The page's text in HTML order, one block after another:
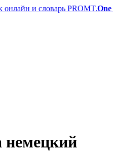
PROMT.One
немецкий